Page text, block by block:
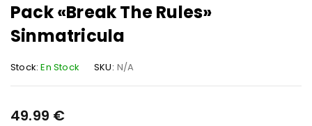
Pack «Break The Rules»
Sinmatricula
Stock: En Stock SKU: N/A
49.99 €